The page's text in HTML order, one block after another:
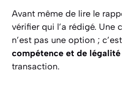
Avant même de lire le
vérifier qui l’a rédigé. Une
n’est pas une option ;
compétence et de légalité
transaction.